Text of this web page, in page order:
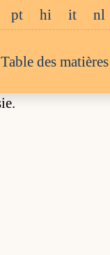
pt hi it nl
Table des matières